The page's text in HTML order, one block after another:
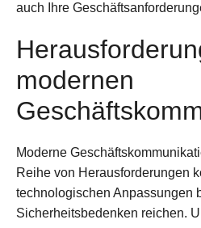
auch Ihre
modernen
Moderne
Reihe von Herausforderungen
technologischen Anpassungen
Sicherheitsbedenken reichen.